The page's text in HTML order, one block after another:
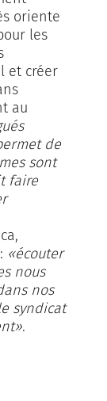
oriente
les
et créer
au
de
sont
faire
«écouter
nous
nos
syndicat
.